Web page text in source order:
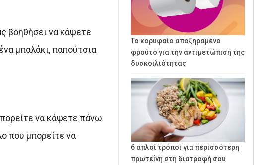
βοηθήσει να κάψετε
μπαλάκι, παπούτσια
να κάψετε πάνω
που μπορείτε να
Το κορυφαίο αποξηραμένο
φρούτο για την αντιμετώπιση της
δυσκοιλιότητας
6 απλοί τρόποι για περισσότερη
πρωτεΐνη στη διατροφή σου